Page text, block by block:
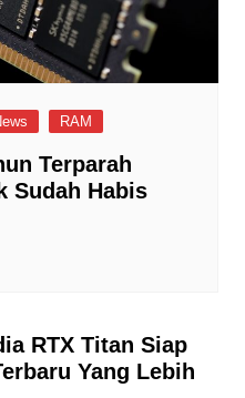
RAM
Terparah
Sudah Habis
RTX Titan Siap
Yang Lebih